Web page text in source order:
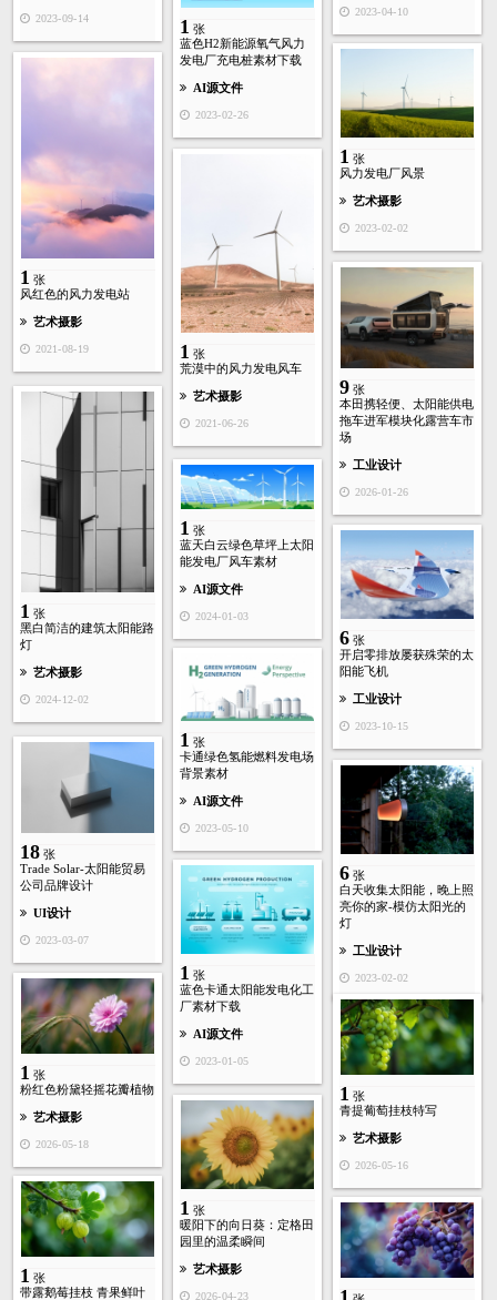
2023-09-14
2023-04-10
1 张
蓝色H2新能源氧气风力
发电厂充电桩素材下载
AI源文件
2023-02-26
1 张
风力发电厂风景
艺术摄影
2023-02-02
1 张
风红色的风力发电站
艺术摄影
2021-08-19 1 张
荒漠中的风力发电风车
艺术摄影
2021-06-26
9 张
本田携轻便、太阳能供电
拖车进军模块化露营车市
场
工业设计
2026-01-26
1 张
黑白简洁的建筑太阳能路
灯
艺术摄影
2024-12-02
1 张
蓝天白云绿色草坪上太阳
能发电厂风车素材
AI源文件
2024-01-03
6 张
开启零排放屡获殊荣的太
阳能飞机
工业设计
2023-10-15
1 张
卡通绿色氢能燃料发电场
背景素材
AI源文件
2023-05-10
18 张
Trade Solar-太阳能贸易
公司品牌设计
UI设计
2023-03-07
6 张
白天收集太阳能，晚上照
亮你的家-模仿太阳光的
灯
工业设计
2023-02-02
1 张
蓝色卡通太阳能发电化工
厂素材下载
AI源文件
2023-01-05
1 张
粉红色粉黛轻摇花瓣植物
艺术摄影
2026-05-18
1 张
青提葡萄挂枝特写
艺术摄影
2026-05-16
1 张
暖阳下的向日葵：定格田
园里的温柔瞬间
艺术摄影
2026-04-23
1 张
带露鹅莓挂枝 青果鲜叶